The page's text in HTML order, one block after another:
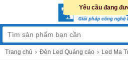
Trang chủ Đèn Led Quảng cáo Led Ma
Yêu cầu đang